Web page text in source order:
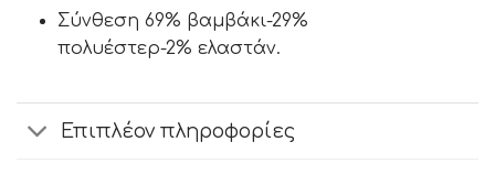
Σύνθεση 69% βαμβάκι-29%
πολυέστερ-2% ελαστάν.
Επιπλέον πληροφορίες